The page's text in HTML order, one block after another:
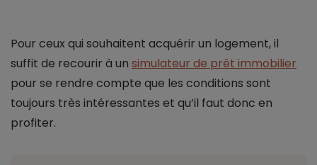
Pour ceux qui souhaitent acquérir un logement, il
suffit de recourir à un simulateur de prêt immobilier
pour se rendre compte que les conditions sont
toujours très intéressantes et qu’il faut donc en
profiter.